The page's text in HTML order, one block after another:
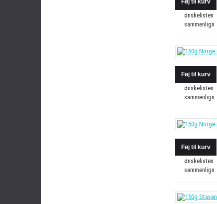
ønskelisten
sammenlign
ønskelisten
sammenlign
ønskelisten
sammenlign